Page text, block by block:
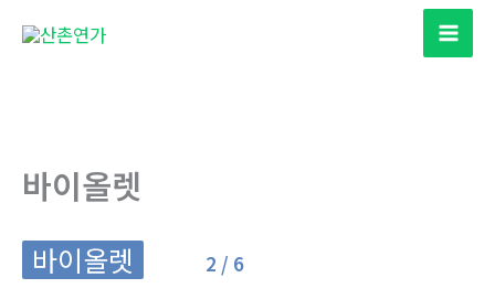
바이올렛
바이올렛 2 / 6